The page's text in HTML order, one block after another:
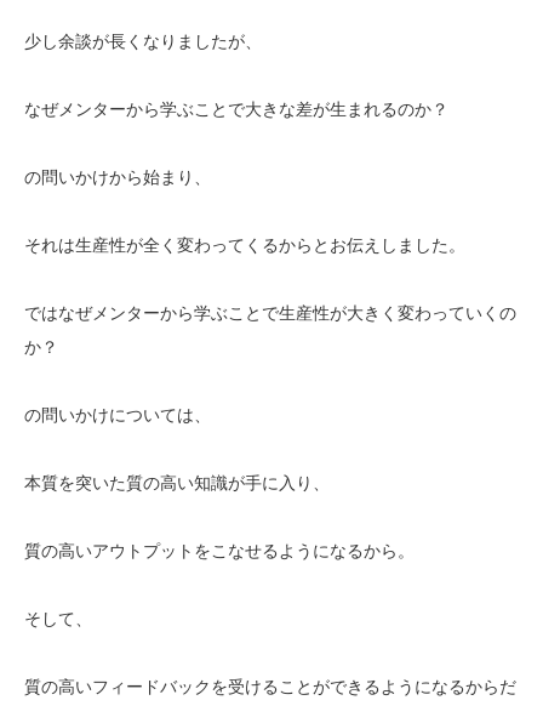
少し余談が長くなりましたが、
なぜメンターから学ぶことで大きな差が生まれるのか？
の問いかけから始まり、
それは生産性が全く変わってくるからとお伝えしました。
ではなぜメンターから学ぶことで生産性が大きく変わっていくの
か？
の問いかけについては、
本質を突いた質の高い知識が手に入り、
質の高いアウトプットをこなせるようになるから。
そして、
質の高いフィードバックを受けることができるようになるからだ